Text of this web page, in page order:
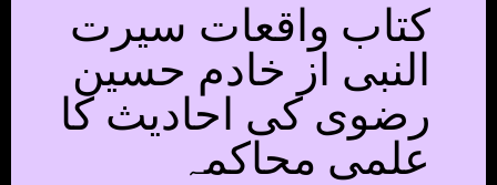
کتاب واقعات سیرت
النبی از خادم حسین
رضوی کی احادیث کا
علمی محاکمہ